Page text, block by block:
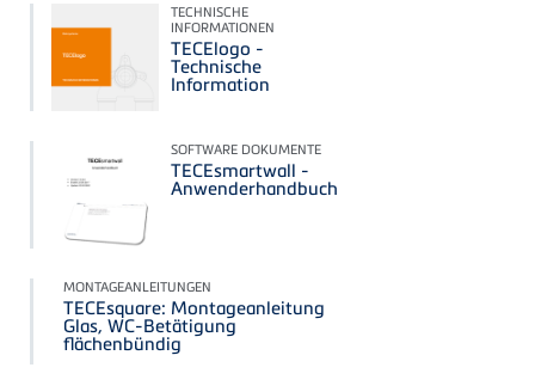
TECHNISCHE
INFORMATIONEN
TECElogo -
Technische
Information
SOFTWARE DOKUMENTE
TECEsmartwall -
Anwenderhandbuch
MONTAGEANLEITUNGEN
TECEsquare: Montageanleitung
Glas, WC-Betätigung
flächenbündig